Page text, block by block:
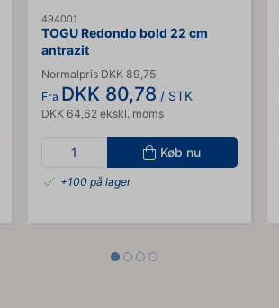
494001
TOGU Redondo bold 22 cm
antrazit
Normalpris DKK 89,75
Fra DKK 80,78 / STK
DKK 64,62 ekskl. moms
Køb nu
+100 på lager